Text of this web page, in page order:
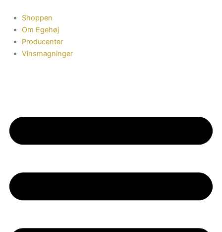
indholdet
Shoppen
Om Egehøj
Producenter
Vinsmagninger